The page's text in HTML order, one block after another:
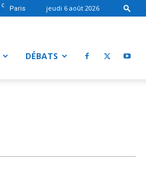
C Paris jeudi 6 août 2026
DÉBATS